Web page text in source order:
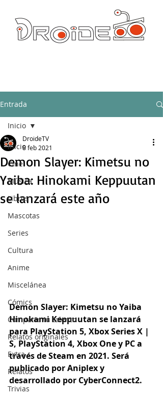
Entrada
Inicio
Cine
Música
Libros
Mascotas
Series
Cultura
Anime
Miscelánea
Cómics
Comparte tu talento
Relatos originales
Extra
Relatos
Trivias
Inicio
Demon Slayer: Kimetsu no
Yaiba: Hinokami Keppuutan
se lanzará este año
DroideTV
8 feb 2021
Demon Slayer: Kimetsu no Yaiba
Hinokami Keppuutan se lanzará
para PlayStation 5, Xbox Series X |
S, PlayStation 4, Xbox One y PC a
través de Steam en 2021. Será
publicado por Aniplex y
desarrollado por CyberConnect2.